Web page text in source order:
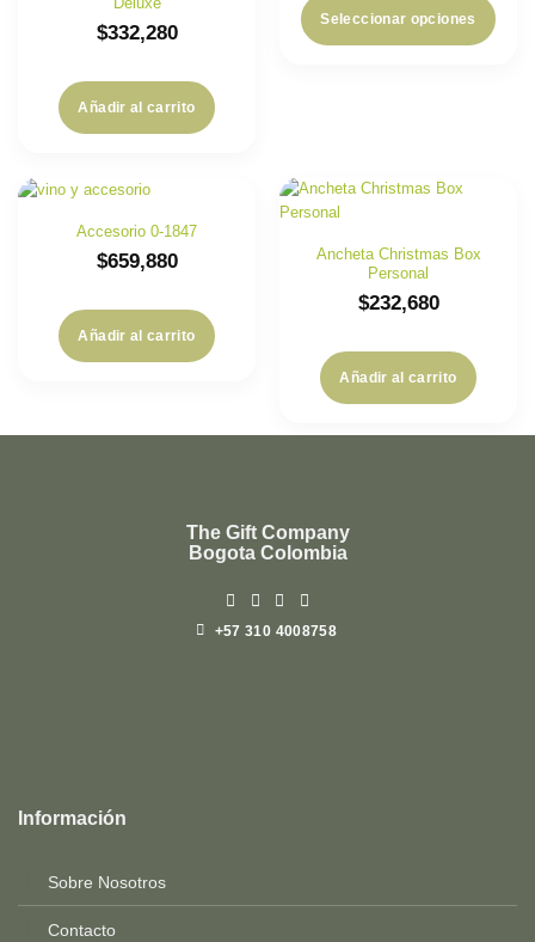
$332,280
Añadir al carrito
Seleccionar opciones
Accesorio 0-1847
$659,880
Añadir al carrito
Ancheta Christmas Box
Personal
$232,680
Añadir al carrito
The Gift Company
Bogota Colombia
+57 310 4008758
2025-
Información
Sobre Nosotros
Contacto